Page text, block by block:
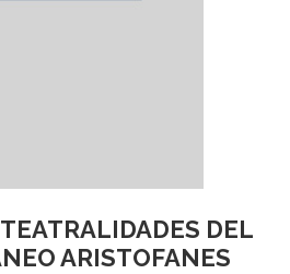
DEL
ARISTOFANES